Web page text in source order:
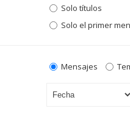
Solo títulos
Solo el primer
Mensajes